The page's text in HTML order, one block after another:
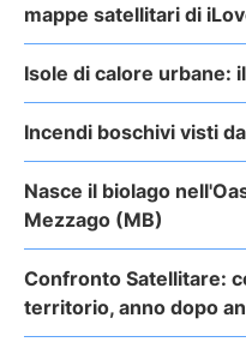
mappe satellitari di
Isole di calore urbane:
Incendi boschivi visti
Nasce il biolago
Mezzago (MB)
Confronto Satellitare:
territorio, anno dopo